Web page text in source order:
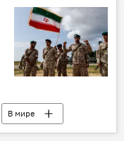
В мире